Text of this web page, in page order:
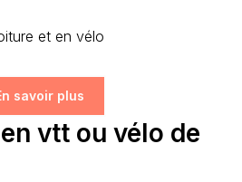
et en vélo
savoir plus
vtt ou vélo de